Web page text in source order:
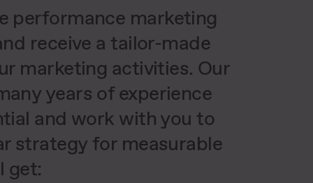
performance marketing
receive a tailor-made
marketing activities. Our
years of experience
and work with you to
strategy for measurable
get: